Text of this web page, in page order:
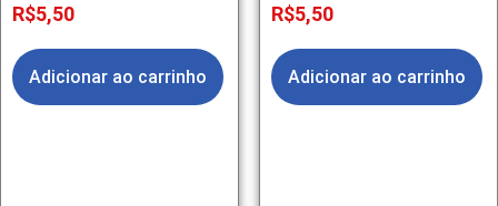
R$5,50
Adicionar ao carrinho
R$5,50
Adicionar ao carrinho